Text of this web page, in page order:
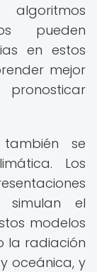
pueden
en estos
mejor
se
Los
simulan el
modelos
la radiación
oceánica, y